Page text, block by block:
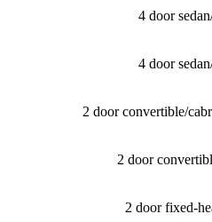
4 door
4 door
2 door convertible/​
2 door
2 door fixed-